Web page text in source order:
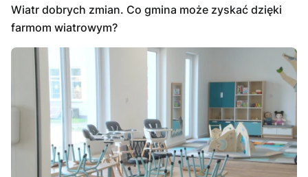
Wiatr dobrych zmian. Co gmina może zyskać dzięki
farmom wiatrowym?